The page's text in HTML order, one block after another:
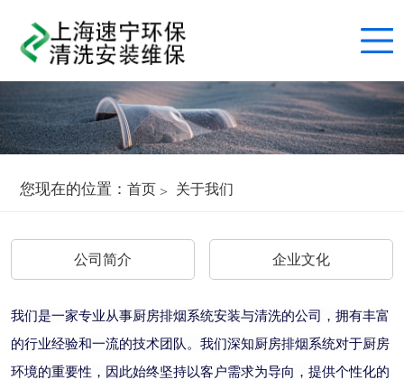
您现在的位置： 首页 关于我们
公司简介 企业文化
我们是一家专业从事厨房排烟系统安装与清洗的公司，拥有丰富
的行业经验和一流的技术团队。我们深知厨房排烟系统对于厨房
环境的重要性，因此始终坚持以客户需求为导向，提供个性化的